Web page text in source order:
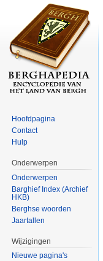
Hoofdpagina
Contact
Hulp
Onderwerpen
Onderwerpen
Barghief Index (Archief
HKB)
Berghse woorden
Jaartallen
Wijzigingen
Nieuwe pagina's